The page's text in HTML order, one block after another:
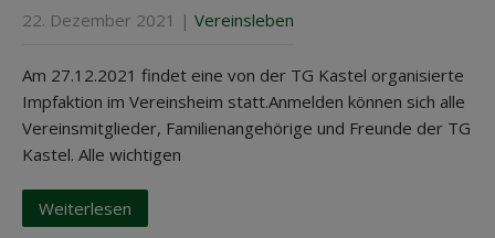
22. Dezember 2021 | Vereinsleben
Am 27.12.2021 findet eine von der TG Kastel organisierte
Impfaktion im Vereinsheim statt.Anmelden können sich alle
Vereinsmitglieder, Familienangehörige und Freunde der TG
Kastel. Alle wichtigen
Weiterlesen